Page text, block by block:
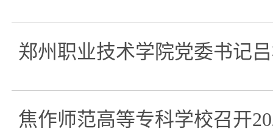
郑州职业技术学院党委书记
焦作师范高等专科学校召开